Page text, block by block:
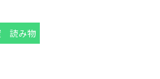
読み物